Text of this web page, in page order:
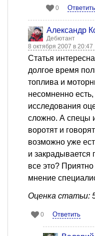
0 Ответить
Александр
Дебютант
8 октября 2007 в 20:47
Статья
долгое время
топлива и
несомненно
исследования
сложно. А спецы
воротят и
возможно уже
и
все это?
мнение
Оценка статьи:
0 Ответить